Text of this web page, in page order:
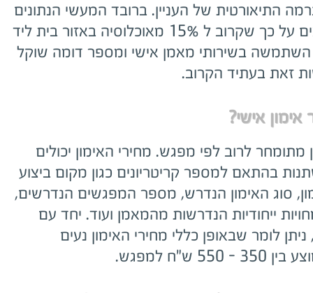
התיאורטית של העניין. ברובד המעשי הנתונים
מראים על כך שקרוב ל 15% מאוכלוסיה באזור בית ליד
בשירותי מאמן אישי ומספר דומה שוקל
זאת בעתיד הקרוב.
אימון אישי?
מתומחר לרוב לפי מפגש. מחירי האימון יכולים
בהתאם למספר קריטריונים כגון מקום ביצוע
סוג האימון הנדרש, מספר המפגשים הנדרשים,
ייחודיות הנדרשות מהמאמן ועוד. יחד עם
לומר שבאופן כללי מחירי האימון נעים
- 550 ש"ח למפגש.